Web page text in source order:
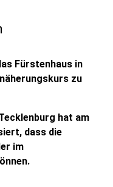
Fürstenhaus in
zu
hat am
dass die
im